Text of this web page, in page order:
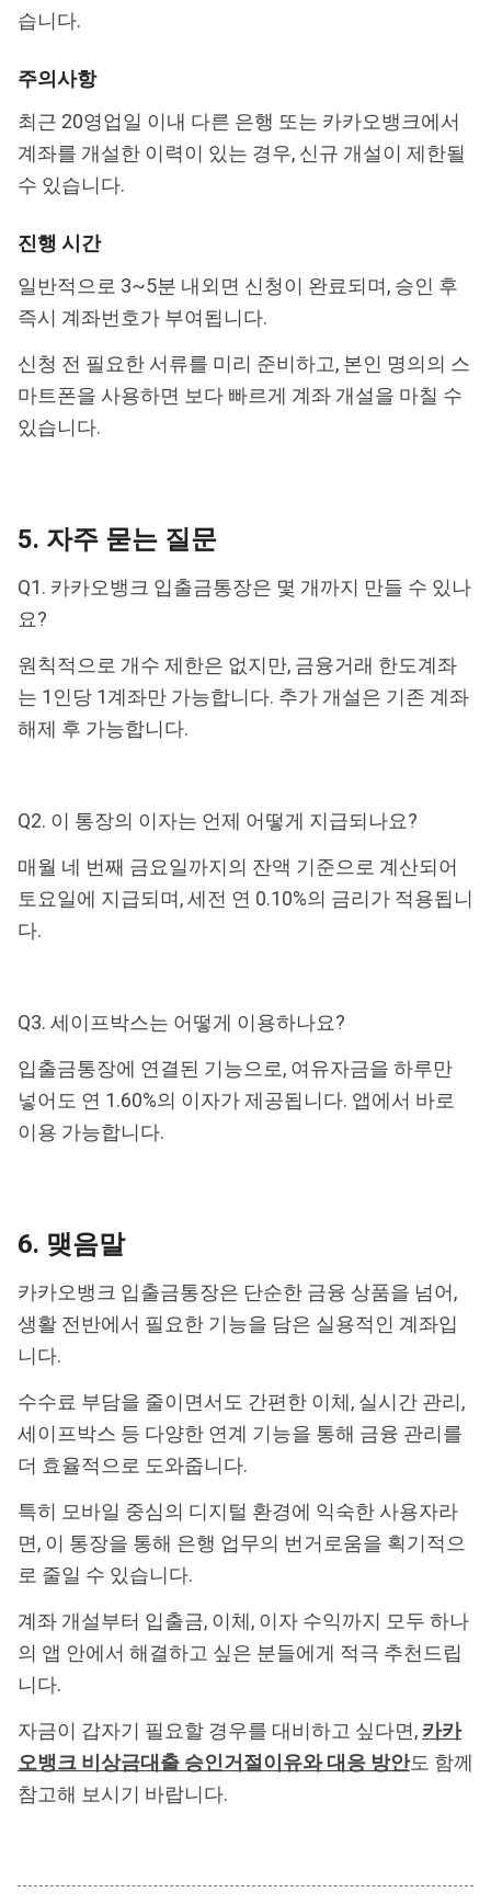
습니다.
주의사항
최근 20영업일 이내 다른 은행 또는 카카오뱅크에서
계좌를 개설한 이력이 있는 경우, 신규 개설이 제한될
수 있습니다.
진행 시간
일반적으로 3~5분 내외면 신청이 완료되며, 승인 후
즉시 계좌번호가 부여됩니다.
신청 전 필요한 서류를 미리 준비하고, 본인 명의의 스
마트폰을 사용하면 보다 빠르게 계좌 개설을 마칠 수
있습니다.
5. 자주 묻는 질문
Q1. 카카오뱅크 입출금통장은 몇 개까지 만들 수 있나
요?
원칙적으로 개수 제한은 없지만, 금융거래 한도계좌
는 1인당 1계좌만 가능합니다. 추가 개설은 기존 계좌
해제 후 가능합니다.
Q2. 이 통장의 이자는 언제 어떻게 지급되나요?
매월 네 번째 금요일까지의 잔액 기준으로 계산되어
토요일에 지급되며, 세전 연 0.10%의 금리가 적용됩니
다.
Q3. 세이프박스는 어떻게 이용하나요?
입출금통장에 연결된 기능으로, 여유자금을 하루만
넣어도 연 1.60%의 이자가 제공됩니다. 앱에서 바로
이용 가능합니다.
6. 맺음말
카카오뱅크 입출금통장은 단순한 금융 상품을 넘어,
생활 전반에서 필요한 기능을 담은 실용적인 계좌입
니다.
수수료 부담을 줄이면서도 간편한 이체, 실시간 관리,
세이프박스 등 다양한 연계 기능을 통해 금융 관리를
더 효율적으로 도와줍니다.
특히 모바일 중심의 디지털 환경에 익숙한 사용자라
면, 이 통장을 통해 은행 업무의 번거로움을 획기적으
로 줄일 수 있습니다.
계좌 개설부터 입출금, 이체, 이자 수익까지 모두 하나
의 앱 안에서 해결하고 싶은 분들에게 적극 추천드립
니다.
자금이 갑자기 필요할 경우를 대비하고 싶다면, 카카
오뱅크 비상금대출 승인거절이유와 대응 방안도 함께
참고해 보시기 바랍니다.